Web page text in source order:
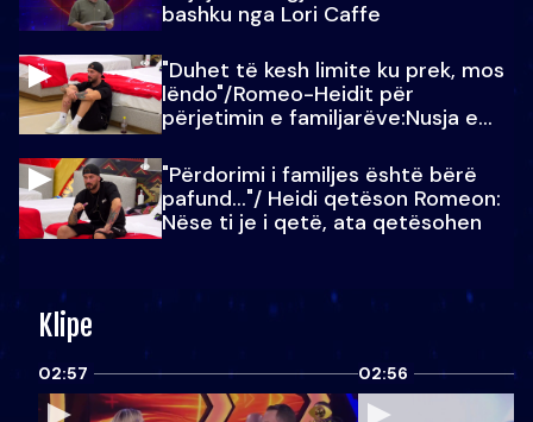
bashku nga Lori Caffe
"Duhet të kesh limite ku prek, mos
lëndo"/Romeo-Heidit për
përjetimin e familjarëve:Nusja e
"Përdorimi i familjes është bërë
pafund…"/ Heidi qetëson Romeon:
Nëse ti je i qetë, ata qetësohen
Klipe
02:57 02:56